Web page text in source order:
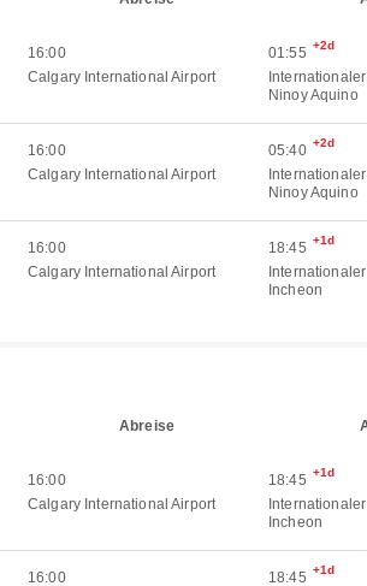
16:00
Calgary International Airport
01:55 +2d
Ninoy Aquino
16:00
Calgary International Airport
05:40 +2d
Ninoy Aquino
16:00
Calgary International Airport
18:45 +1d
Incheon
Abreise
16:00
Calgary International Airport
18:45 +1d
Incheon
16:00
18:45 +1d